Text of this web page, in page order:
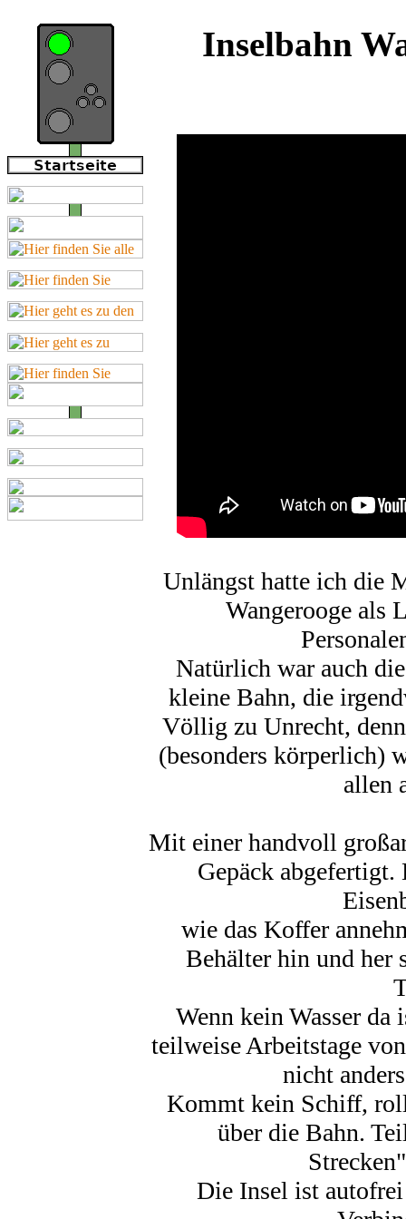
Inselbahn
Unlängst hatte ich die
Wangerooge als
Natürlich war auch
kleine Bahn, die
Völlig zu Unrecht,
(besonders körperlich)
allen
Mit einer handvoll
Gepäck
wie das Koffer
Behälter hin und her
Wenn kein Wasser
teilweise Arbeitstage
nicht
Kommt kein Schiff,
über die Bahn.
Die Insel ist